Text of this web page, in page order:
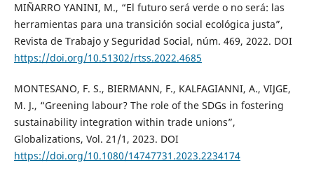
MIÑARRO YANINI, M., “El futuro será verde o no será: las
herramientas para una transición social ecológica justa”,
Revista de Trabajo y Seguridad Social, núm. 469, 2022. DOI
https://doi.org/10.51302/rtss.2022.4685
MONTESANO, F. S., BIERMANN, F., KALFAGIANNI, A., VIJGE,
M. J., “Greening labour? The role of the SDGs in fostering
sustainability integration within trade unions”,
Globalizations, Vol. 21/1, 2023. DOI
https://doi.org/10.1080/14747731.2023.2234174